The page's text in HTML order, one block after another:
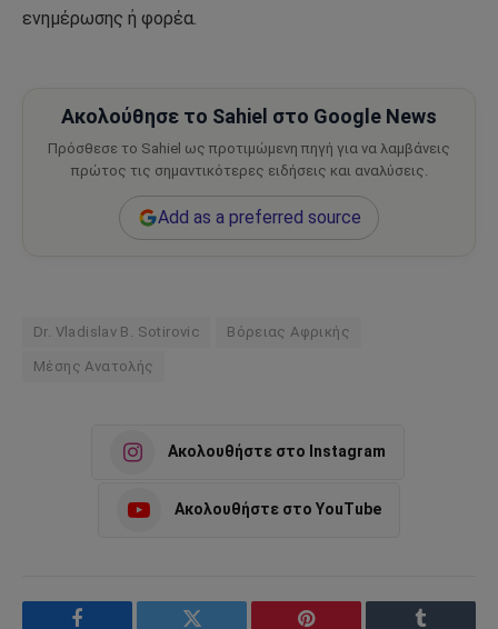
ενημέρωσης ή φορέα.
Ακολούθησε το Sahiel στο Google News
Πρόσθεσε το Sahiel ως προτιμώμενη πηγή για να λαμβάνεις
πρώτος τις σημαντικότερες ειδήσεις και αναλύσεις.
Add as a preferred source
Dr. Vladislav B. Sotirovic Βόρειας Αφρικής
Μέσης Ανατολής
Ακολουθήστε στο Instagram
Ακολουθήστε στο YouTube